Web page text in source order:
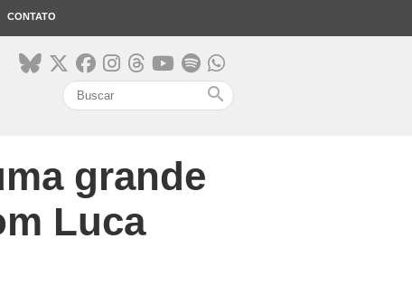
CONTATO
search
grande
Luca